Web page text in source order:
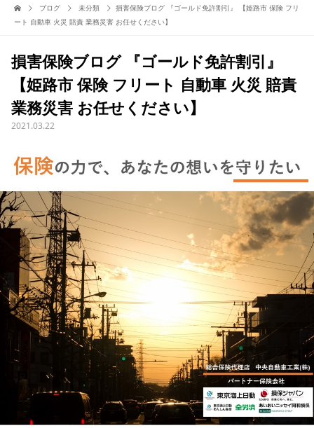
ブログ 未分類
損害保険ブログ 『ゴールド免許割引』 【姫路市 保険 フリ
ート 自動車 火災 賠責 業務災害 お任せください】
損害保険ブログ 『ゴールド免許割引』
【姫路市 保険 フリート 自動車 火災 賠責
業務災害 お任せください】
2021.03.22